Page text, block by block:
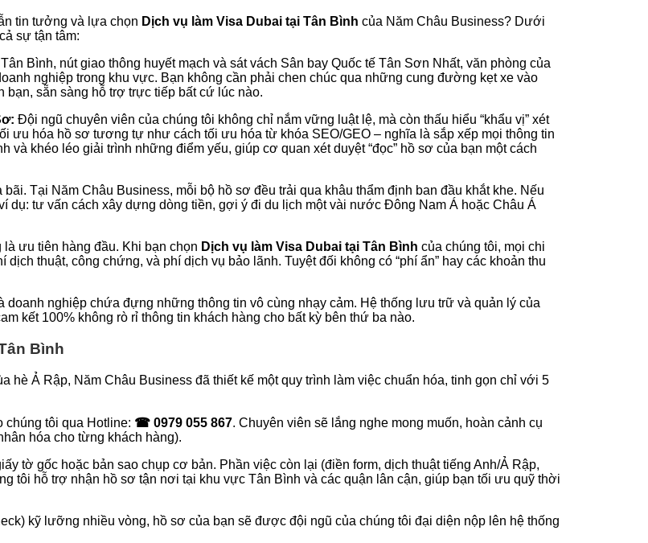
tin tưởng và lựa chọn Dịch vụ làm Visa Dubai tại Tân Bình của Năm Châu Business? Dưới
sự tận tâm:
Bình, nút giao thông huyết mạch và sát vách Sân bay Quốc tế Tân Sơn Nhất, văn phòng của
nghiệp trong khu vực. Bạn không cần phải chen chúc qua những cung đường kẹt xe vào
bạn, sẵn sàng hỗ trợ trực tiếp bất cứ lúc nào.
Đội ngũ chuyên viên của chúng tôi không chỉ nắm vững luật lệ, mà còn thấu hiểu “khẩu vị” xét
ưu hóa hồ sơ tương tự như cách tối ưu hóa từ khóa SEO/GEO – nghĩa là sắp xếp mọi thông tin
và khéo léo giải trình những điểm yếu, giúp cơ quan xét duyệt “đọc” hồ sơ của bạn một cách
Tại Năm Châu Business, mỗi bộ hồ sơ đều trải qua khâu thẩm định ban đầu khắt khe. Nếu
dụ: tư vấn cách xây dựng dòng tiền, gợi ý đi du lịch một vài nước Đông Nam Á hoặc Châu Á
ưu tiên hàng đầu. Khi bạn chọn Dịch vụ làm Visa Dubai tại Tân Bình của chúng tôi, mọi chi
thuật, công chứng, và phí dịch vụ bảo lãnh. Tuyệt đối không có “phí ẩn” hay các khoản thu
doanh nghiệp chứa đựng những thông tin vô cùng nhạy cảm. Hệ thống lưu trữ và quản lý của
kết 100% không rò rỉ thông tin khách hàng cho bất kỳ bên thứ ba nào.
Bình
Ả Rập, Năm Châu Business đã thiết kế một quy trình làm việc chuẩn hóa, tinh gọn chỉ với 5
chúng tôi qua Hotline: ☎ 0979 055 867. Chuyên viên sẽ lắng nghe mong muốn, hoàn cảnh cụ
hóa cho từng khách hàng).
tờ gốc hoặc bản sao chụp cơ bản. Phần việc còn lại (điền form, dịch thuật tiếng Anh/Ả Rập,
tôi hỗ trợ nhận hồ sơ tận nơi tại khu vực Tân Bình và các quận lân cận, giúp bạn tối ưu quỹ thời
kỹ lưỡng nhiều vòng, hồ sơ của bạn sẽ được đội ngũ của chúng tôi đại diện nộp lên hệ thống